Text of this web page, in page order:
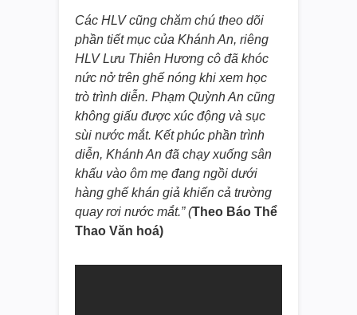
Các HLV cũng chăm chú theo dõi
phần tiết mục của Khánh An, riêng
HLV Lưu Thiên Hương cô đã khóc
nức nở trên ghế nóng khi xem học
trò trình diễn. Phạm Quỳnh An cũng
không giấu được xúc động và sục
sùi nước mắt. Kết phúc phần trình
diễn, Khánh An đã chạy xuống sân
khấu vào ôm mẹ đang ngồi dưới
hàng ghế khán giả khiến cả trường
quay rơi nước mắt.” (Theo Báo Thể
Thao Văn hoá)